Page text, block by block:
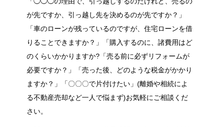
が先ですか、引っ越し先を決めるのが先ですか？」
「車のローンが残っているのですが、住宅ローンを借
りることできますか？」「購入するのに、諸費用はど
のくらいかかりますか?「売る前に必ずリフォームが
必要ですか？」「売った後、どのような税金がかかり
ますか？」「〇〇〇で片付けたい」(離婚や相続によ
る不動産売却など一人で悩まず)お気軽にご相談くだ
さい。